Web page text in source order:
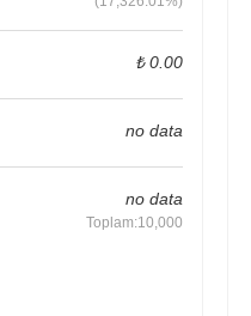
₺ 0.00
no data
no data
Toplam:10,000